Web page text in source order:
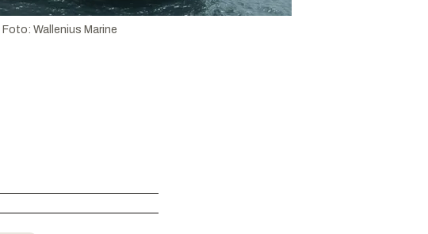
Foto: Wallenius Marine